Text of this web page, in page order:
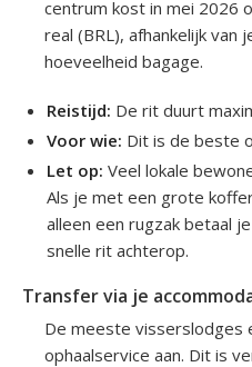
centrum kost in mei 2026
real (BRL), afhankelijk van
hoeveelheid bagage.
Reistijd: De rit duurt
Voor wie: Dit is de beste
Let op: Veel lokale
Als je met een grote
alleen een rugzak betaal
snelle rit achterop.
Transfer via je
De meeste visserslodges
ophaalservice aan. Dit is